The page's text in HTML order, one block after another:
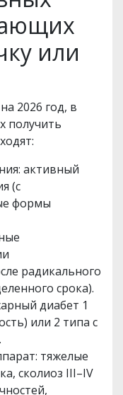
или
2026 год, в
получить
активный
(с
формы
радикального
срока).
диабет 1
или 2 типа с
тяжелые
сколиоз III–IV